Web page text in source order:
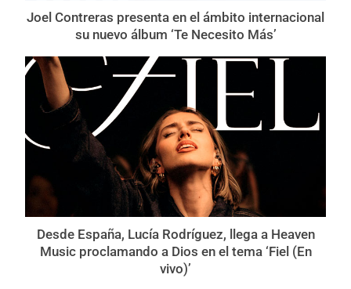
Joel Contreras presenta en el ámbito internacional
su nuevo álbum ‘Te Necesito Más’
Desde España, Lucía Rodríguez, llega a Heaven
Music proclamando a Dios en el tema ‘Fiel (En
vivo)’